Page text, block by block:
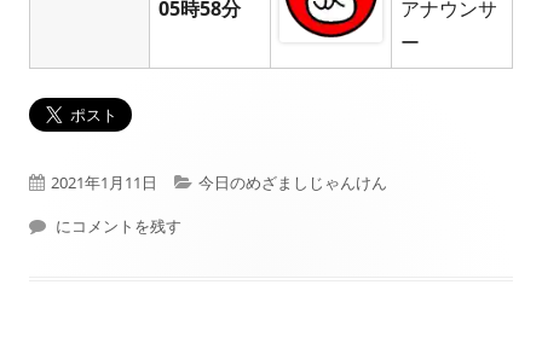
05時58分
アナウンサ
ー
公
開
2021年1月11日
カ
今日のめざましじゃんけん
本日（2021年01月11日）フジテレビ： めざましじゃんけん 結果
にコメントを残す